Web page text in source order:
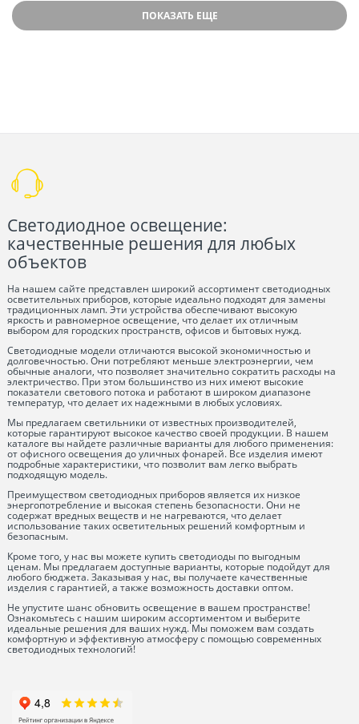
ПОКАЗАТЬ ЕЩЕ
Светодиодное освещение:
качественные решения для любых
объектов
На нашем сайте представлен широкий ассортимент светодиодных
осветительных приборов, которые идеально подходят для замены
традиционных ламп. Эти устройства обеспечивают высокую
яркость и равномерное освещение, что делает их отличным
выбором для городских пространств, офисов и бытовых нужд.
Светодиодные модели отличаются высокой экономичностью и
долговечностью. Они потребляют меньше электроэнергии, чем
обычные аналоги, что позволяет значительно сократить расходы на
электричество. При этом большинство из них имеют высокие
показатели светового потока и работают в широком диапазоне
температур, что делает их надежными в любых условиях.
Мы предлагаем светильники от известных производителей,
которые гарантируют высокое качество своей продукции. В нашем
каталоге вы найдете различные варианты для любого применения:
от офисного освещения до уличных фонарей. Все изделия имеют
подробные характеристики, что позволит вам легко выбрать
подходящую модель.
Преимуществом светодиодных приборов является их низкое
энергопотребление и высокая степень безопасности. Они не
содержат вредных веществ и не нагреваются, что делает
использование таких осветительных решений комфортным и
безопасным.
Кроме того, у нас вы можете купить светодиоды по выгодным
ценам. Мы предлагаем доступные варианты, которые подойдут для
любого бюджета. Заказывая у нас, вы получаете качественные
изделия с гарантией, а также возможность доставки оптом.
Не упустите шанс обновить освещение в вашем пространстве!
Ознакомьтесь с нашим широким ассортиментом и выберите
идеальные решения для ваших нужд. Мы поможем вам создать
комфортную и эффективную атмосферу с помощью современных
светодиодных технологий!